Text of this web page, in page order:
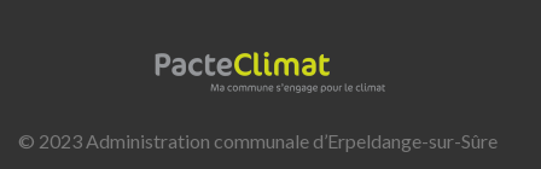
© 2023 Administration communale d’Erpeldange-sur-Sûre